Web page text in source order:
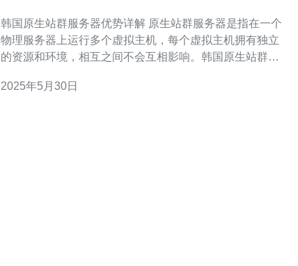
韩国原生站群服务器优势详解 原生站群服务器是指在一个
物理服务器上运行多个虚拟主机，每个虚拟主机拥有独立
的资源和环境，相互之间不会互相影响。韩国原生站群服
度和更稳定的性能。 1. 高速访问 韩国原生站群服务器采用
2025年5月30日